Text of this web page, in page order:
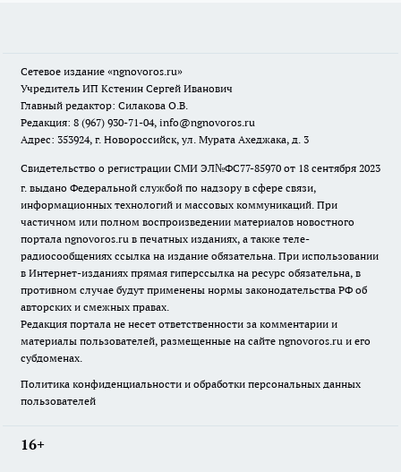
Сетевое издание «ngnovoros.ru»
Учредитель ИП Кстенин Сергей Иванович
Главный редактор: Силакова О.В.
Редакция: 8 (967) 930-71-04, info@ngnovoros.ru
Адрес: 353924, г. Новороссийск, ул. Мурата Ахеджака, д. 3
Свидетельство о регистрации СМИ ЭЛ№ФС77-85970 от 18 сентября 2023
г. выдано Федеральной службой по надзору в сфере связи,
информационных технологий и массовых коммуникаций. При
частичном или полном воспроизведении материалов новостного
портала ngnovoros.ru в печатных изданиях, а также теле-
радиосообщениях ссылка на издание обязательна. При использовании
в Интернет-изданиях прямая гиперссылка на ресурс обязательна, в
противном случае будут применены нормы законодательства РФ об
авторских и смежных правах.
Редакция портала не несет ответственности за комментарии и
материалы пользователей, размещенные на сайте ngnovoros.ru и его
субдоменах.
Политика конфиденциальности и обработки персональных данных
пользователей
16+